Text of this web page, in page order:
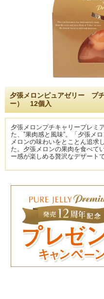
夕張メロンピュアゼリー プ
ー） 12個入
夕張メロンプチキャリープレミ
た、”果肉感と風味”。「夕張メ
メロンの味わいをとことん追求
た。夕張メロンの果肉を食べて
ー感が楽しめる贅沢なデザートで